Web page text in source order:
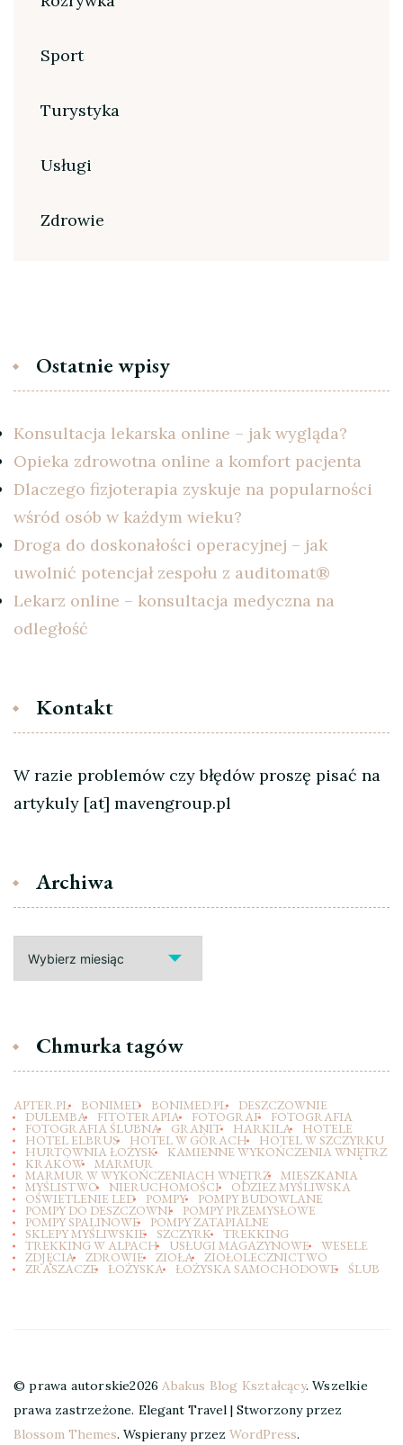
Sport
Turystyka
Usługi
Zdrowie
Ostatnie wpisy
Konsultacja lekarska online – jak wygląda?
Opieka zdrowotna online a komfort pacjenta
Dlaczego fizjoterapia zyskuje na popularności
wśród osób w każdym wieku?
Droga do doskonałości operacyjnej – jak
uwolnić potencjał zespołu z auditomat®
Lekarz online – konsultacja medyczna na
odległość
Kontakt
W razie problemów czy błędów proszę pisać na
artykuly [at] mavengroup.pl
Archiwa
Chmurka tagów
APTER.PL BONIMED BONIMED.PL DESZCZOWNIE
DULEMBA FITOTERAPIA FOTOGRAF FOTOGRAFIA
FOTOGRAFIA ŚLUBNA GRANIT HARKILA HOTELE
HOTEL ELBRUS HOTEL W GÓRACH HOTEL W SZCZYRKU
HURTOWNIA ŁOŻYSK KAMIENNE WYKOŃCZENIA WNĘTRZ
KRAKÓW MARMUR
MARMUR W WYKOŃCZENIACH WNĘTRZ MIESZKANIA
MYŚLISTWO NIERUCHOMOŚCI ODZIEZ MYŚLIWSKA
OŚWIETLENIE LED POMPY POMPY BUDOWLANE
POMPY DO DESZCZOWNI POMPY PRZEMYSŁOWE
POMPY SPALINOWE POMPY ZATAPIALNE
SKLEPY MYŚLIWSKIE SZCZYRK TREKKING
TREKKING W ALPACH USŁUGI MAGAZYNOWE WESELE
ZDJĘCIA ZDROWIE ZIOŁA ZIOŁOLECZNICTWO
ZRASZACZE ŁOŻYSKA ŁOŻYSKA SAMOCHODOWE ŚLUB
© prawa autorskie2026Abakus Blog Kształcący. Wszelkie
prawa zastrzeżone. Elegant Travel | Stworzony przez
Blossom Themes. Wspierany przez WordPress.